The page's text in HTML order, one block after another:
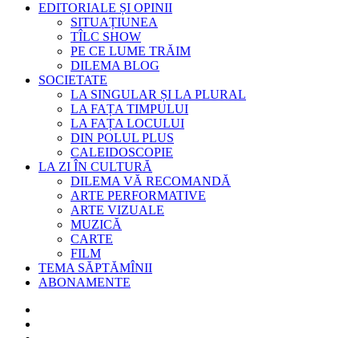
EDITORIALE ȘI OPINII
SITUAȚIUNEA
TÎLC SHOW
PE CE LUME TRĂIM
DILEMA BLOG
SOCIETATE
LA SINGULAR ȘI LA PLURAL
LA FAȚA TIMPULUI
LA FAȚA LOCULUI
DIN POLUL PLUS
CALEIDOSCOPIE
LA ZI ÎN CULTURĂ
DILEMA VĂ RECOMANDĂ
ARTE PERFORMATIVE
ARTE VIZUALE
MUZICĂ
CARTE
FILM
TEMA SĂPTĂMÎNII
ABONAMENTE